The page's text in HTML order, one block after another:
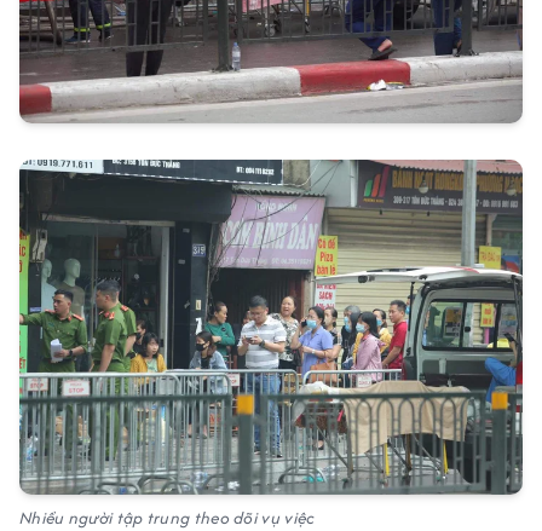
Nhiều người tập trung theo dõi vụ việc